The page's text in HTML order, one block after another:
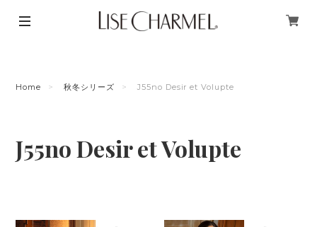
Home 秋冬シリーズ J55no Desir et Volupte
J55no Desir et Volupte